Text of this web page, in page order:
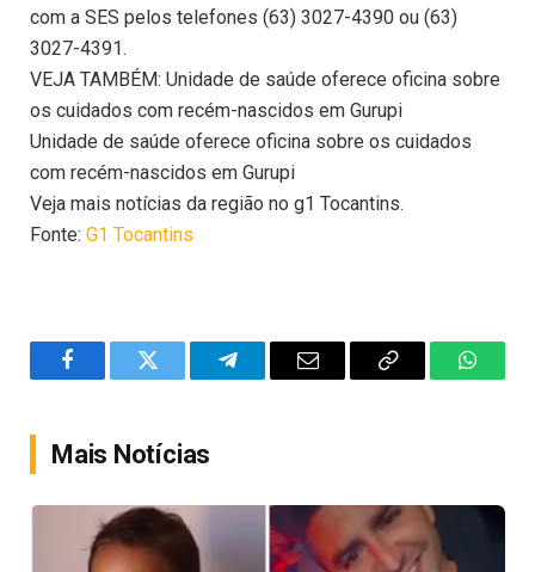
com a SES pelos telefones (63) 3027-4390 ou (63)
3027-4391.
VEJA TAMBÉM: Unidade de saúde oferece oficina sobre
os cuidados com recém-nascidos em Gurupi
Unidade de saúde oferece oficina sobre os cuidados
com recém-nascidos em Gurupi
Veja mais notícias da região no g1 Tocantins.
Fonte: G1 Tocantins
FacebookTwitter TelegramEmail
Copy
Mais Notícias